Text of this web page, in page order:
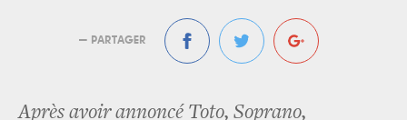
— PARTAGER
Après avoir annoncé Toto, Soprano,